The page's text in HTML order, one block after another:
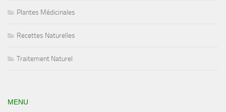
Plantes Médicinales
Recettes Naturelles
Traitement Naturel
MENU